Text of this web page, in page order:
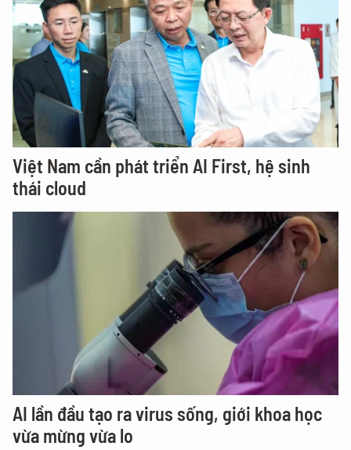
Việt Nam cần phát triển AI First, hệ sinh
thái cloud
AI lần đầu tạo ra virus sống, giới khoa học
vừa mừng vừa lo